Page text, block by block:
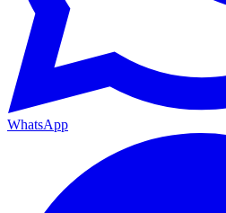
WhatsApp